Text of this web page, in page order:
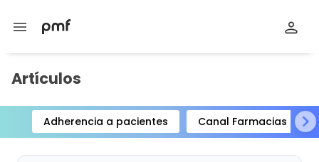
menu
Artículos
Adherencia a pacientes Canal Farmacias
Item
1